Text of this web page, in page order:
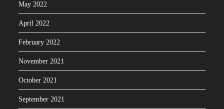
May 2022
April 2022
February 2022
November 2021
October 2021
September 2021